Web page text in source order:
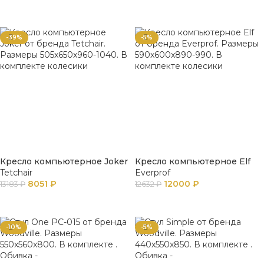
-39%
Кресло компьютерное Joker
Tetchair
13183₽ 8051 ₽
-5%
Кресло компьютерное Elf
Everprof
12632₽ 12000 ₽
-10% -5%